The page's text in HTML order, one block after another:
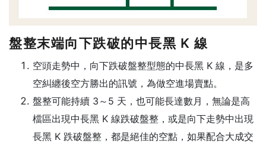
盤整末端向下跌破的中長黑 K 線
空頭走勢中，向下跌破盤整型態的中長黑 K 線，是多
空糾纏後空方勝出的訊號，為做空進場賣點。
盤整可能持續 3～5 天，也可能長達數月，無論是高
檔區出現中長黑 K 線跌破盤整，或是向下走勢中出現
長黑 K 跌破盤整，都是絕佳的空點，如果配合大成交